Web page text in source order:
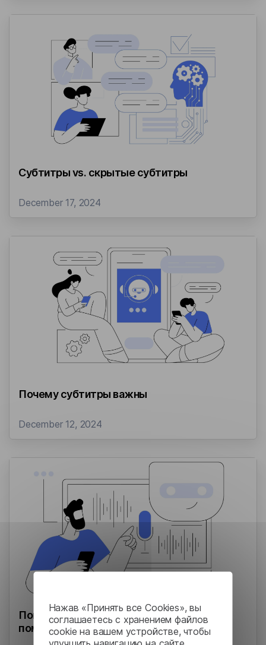
Нажав «Принять все Cookies», вы
соглашаетесь с хранением файлов
cookie на вашем устройстве, чтобы
Субтитры vs. скрытые субтитры
December 17, 2024
Почему субтитры важны
December 12, 2024
Повышение эффективности бизнеса с
помощью распознавания речи Lingvanex